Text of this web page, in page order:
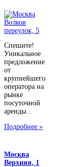
Спешите!
Уникальное
предложение
от
крупнейшего
оператора на
рынке
посуточной
аренды...
Подробнее »
Москва
Верхняя, 1